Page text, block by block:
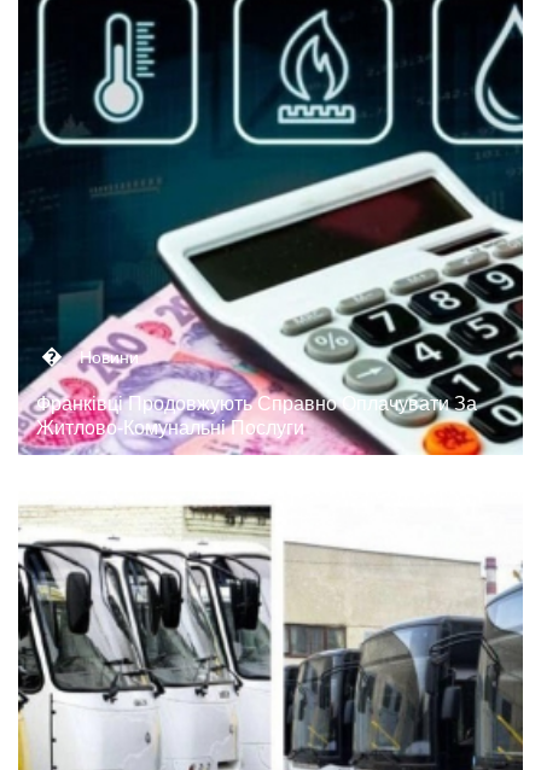
� Новини
Франківці Продовжують Справно Оплачувати За
Житлово-Комунальні Послуги